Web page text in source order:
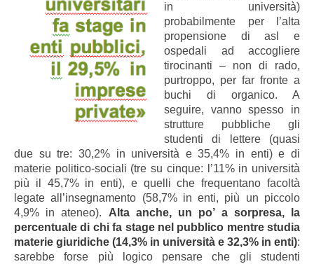
in università)
probabilmente per l’alta
propensione di asl e
ospedali ad accogliere
tirocinanti – non di rado,
purtroppo, per far fronte a
buchi di organico. A
seguire, vanno spesso in
strutture pubbliche gli
studenti di lettere (quasi
due su tre: 30,2% in università e 35,4% in enti) e di
materie politico-sociali (tre su cinque: l’11% in università
più il 45,7% in enti), e quelli che frequentano facoltà
legate all’insegnamento (58,7% in enti, più un piccolo
4,9% in ateneo). Alta anche, un po’ a sorpresa, la
percentuale di chi fa stage nel pubblico mentre studia
materie giuridiche (14,3% in università e 32,3% in enti):
sarebbe forse più logico pensare che gli studenti